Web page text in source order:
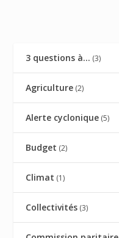
3 questions à… (3)
Agriculture (2)
Alerte cyclonique (5)
Budget (2)
Climat (1)
Collectivités (3)